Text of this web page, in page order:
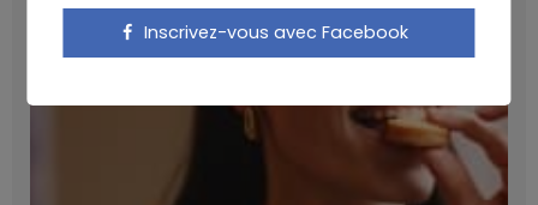
Brenner. «Les résultats de cette étude informeront les
décideurs, les responsables de la Santé publique et la
fardeau futur du cancer», conclut-il.
American Association for Cancer Research Special Conference Obesity and
Cancer: Mechanisms Underlying Etiology and Outcomes, held Jan. 27-30.
Inscrivez-vous avec Facebook